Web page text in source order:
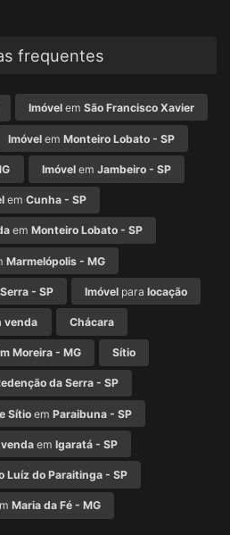
frequentes
Imóvelem São Francisco Xavier
Imóvel emMonteiro Lobato - SP
Imóvelem Jambeiro - SP
em Cunha - SP
em Monteiro Lobato - SP
Marmelópolis - MG
- SP Imóvel paralocação
venda Chácara
Moreira - MG Sítio
da Serra - SP
Sítio em Paraibuna - SP
venda em Igaratá - SP
Luíz do Paraitinga - SP
Maria da Fé - MG